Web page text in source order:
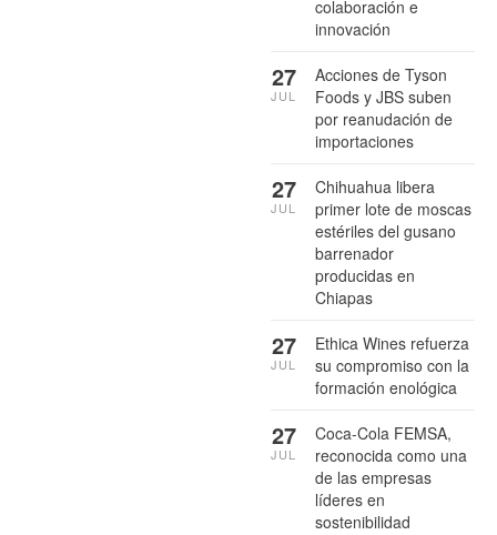
colaboración e
innovación
Acciones de Tyson
Foods y JBS suben
por reanudación de
importaciones
27
JUL
Chihuahua libera
primer lote de moscas
estériles del gusano
barrenador
producidas en
Chiapas
27
JUL
Ethica Wines refuerza
su compromiso con la
formación enológica
27
JUL
Coca-Cola FEMSA,
reconocida como una
de las empresas
líderes en
sostenibilidad
27
JUL